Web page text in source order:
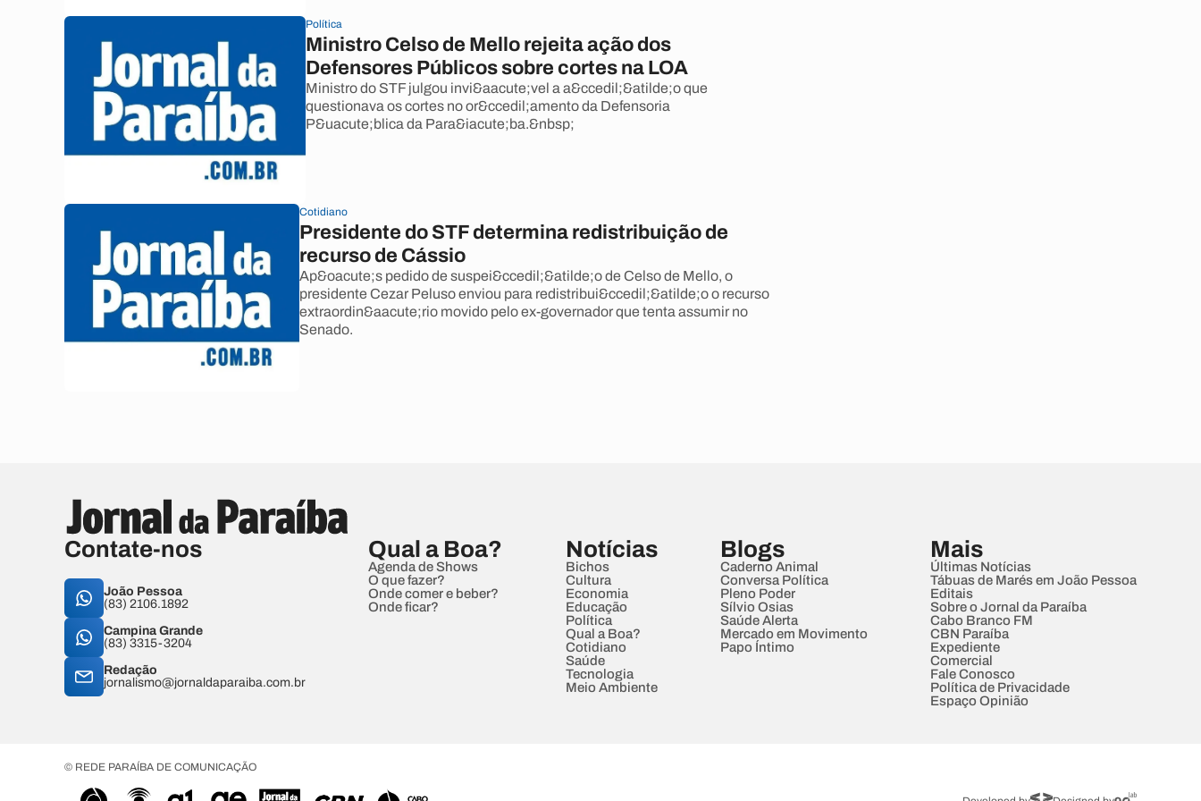
Política
Ministro Celso de Mello rejeita ação dos
Defensores Públicos sobre cortes na LOA
Ministro do STF julgou invi&aacute;vel a a&ccedil;&atilde;o que
questionava os cortes no or&ccedil;amento da Defensoria
P&uacute;blica da Para&iacute;ba.&nbsp;
Cotidiano
Presidente do STF determina redistribuição de
recurso de Cássio
Ap&oacute;s pedido de suspei&ccedil;&atilde;o de Celso de Mello, o
presidente Cezar Peluso enviou para redistribui&ccedil;&atilde;o o recurso
extraordin&aacute;rio movido pelo ex-governador que tenta assumir no
Senado.
Contate-nos
João Pessoa
(83) 2106.1892
Campina Grande
(83) 3315-3204
Redação
jornalismo@jornaldaparaiba.com.br
Qual a Boa?
Agenda de Shows
O que fazer?
Onde comer e beber?
Onde ficar?
Notícias
Bichos
Cultura
Economia
Educação
Política
Qual a Boa?
Cotidiano
Saúde
Tecnologia
Meio Ambiente
Blogs
Caderno Animal
Conversa Política
Pleno Poder
Sílvio Osias
Saúde Alerta
Mercado em Movimento
Papo Íntimo
Mais
Últimas Notícias
Tábuas de Marés em João Pessoa
Editais
Sobre o Jornal da Paraíba
Cabo Branco FM
CBN Paraíba
Expediente
Comercial
Fale Conosco
Política de Privacidade
Espaço Opinião
© REDE PARAÍBA DE COMUNICAÇÃO